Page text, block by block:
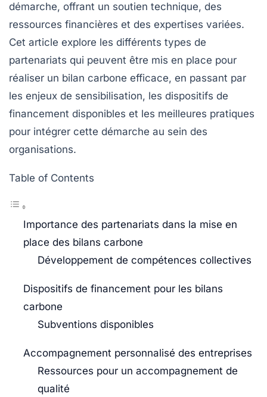
démarche, offrant un soutien technique, des
ressources financières et des expertises variées.
Cet article explore les différents types de
partenariats qui peuvent être mis en place pour
réaliser un bilan carbone efficace, en passant par
les enjeux de sensibilisation, les dispositifs de
financement disponibles et les meilleures pratiques
pour intégrer cette démarche au sein des
organisations.
Table of Contents
Importance des partenariats dans la mise en
place des bilans carbone
Développement de compétences collectives
Dispositifs de financement pour les bilans
carbone
Subventions disponibles
Accompagnement personnalisé des entreprises
Ressources pour un accompagnement de
qualité